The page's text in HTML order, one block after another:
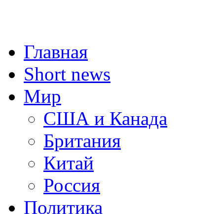
Главная
Short news
Мир
США и Канада
Британия
Китай
Россия
Политика